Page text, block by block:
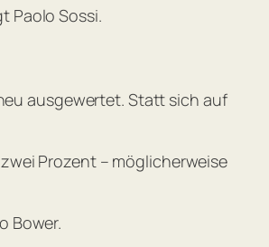
Paolo Sossi.
ausgewertet. Statt sich auf
Prozent – möglicherweise
Bower.